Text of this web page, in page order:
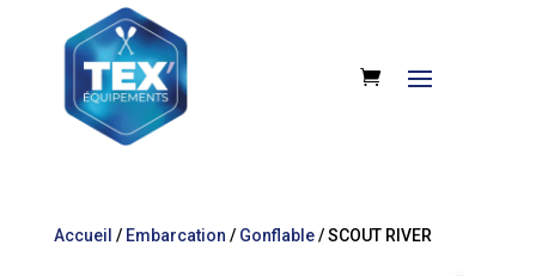
Accueil / Embarcation / Gonflable/ SCOUT RIVER